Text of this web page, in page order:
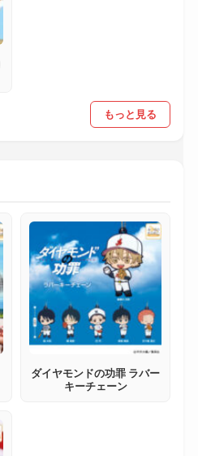
もっと見る
ダイヤモンドの功罪 ラバー
キーチェーン